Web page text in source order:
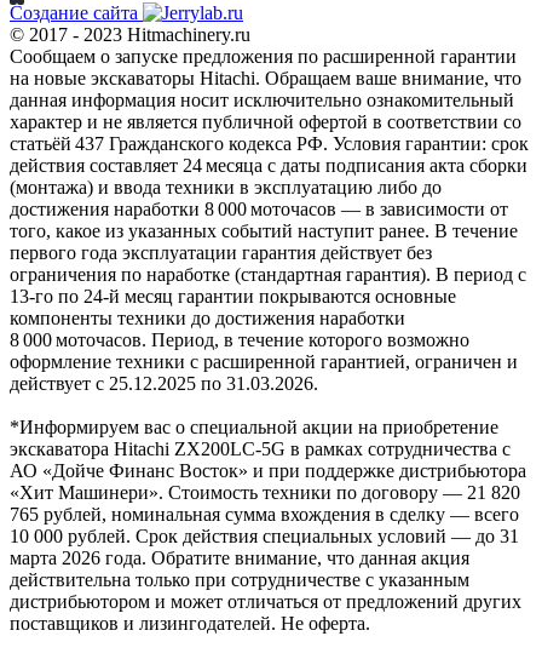
Создание сайта
© 2017 - 2023 Hitmachinery.ru
Сообщаем о запуске предложения по расширенной гарантии
на новые экскаваторы Hitachi. Обращаем ваше внимание, что
данная информация носит исключительно ознакомительный
характер и не является публичной офертой в соответствии со
статьёй 437 Гражданского кодекса РФ. Условия гарантии: срок
действия составляет 24 месяца с даты подписания акта сборки
(монтажа) и ввода техники в эксплуатацию либо до
достижения наработки 8 000 моточасов — в зависимости от
того, какое из указанных событий наступит ранее. В течение
первого года эксплуатации гарантия действует без
ограничения по наработке (стандартная гарантия). В период с
13‑го по 24‑й месяц гарантии покрываются основные
компоненты техники до достижения наработки
8 000 моточасов. Период, в течение которого возможно
оформление техники с расширенной гарантией, ограничен и
действует с 25.12.2025 по 31.03.2026.
*Информируем вас о специальной акции на приобретение
экскаватора Hitachi ZX200LC-5G в рамках сотрудничества с
АО «Дойче Финанс Восток» и при поддержке дистрибьютора
«Хит Машинери». Стоимость техники по договору — 21 820
765 рублей, номинальная сумма вхождения в сделку — всего
10 000 рублей. Срок действия специальных условий — до 31
марта 2026 года. Обратите внимание, что данная акция
действительна только при сотрудничестве с указанным
дистрибьютором и может отличаться от предложений других
поставщиков и лизингодателей. Не оферта.